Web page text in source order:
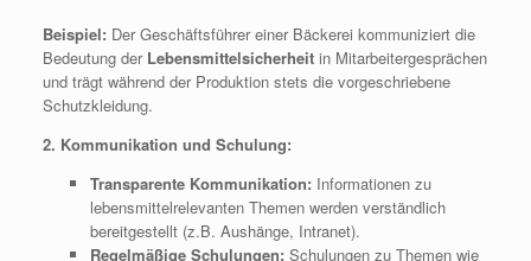
Beispiel: Der Geschäftsführer einer Bäckerei kommuniziert die
Bedeutung der Lebensmittelsicherheit in Mitarbeitergesprächen
und trägt während der Produktion stets die vorgeschriebene
Schutzkleidung.
2. Kommunikation und Schulung:
Transparente Kommunikation: Informationen zu
lebensmittelrelevanten Themen werden verständlich
bereitgestellt (z.B. Aushänge, Intranet).
Regelmäßige Schulungen: Schulungen zu Themen wie